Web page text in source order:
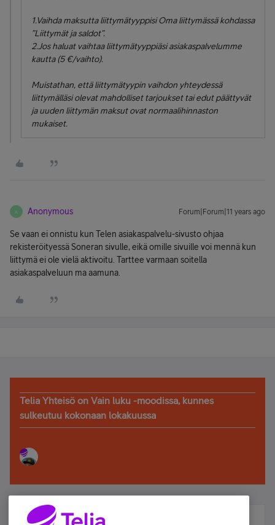
1.Vaihda maksutta liittymätyyppisi Oma liittymässä kohdassa
”Liittymät ja saldot”.
2.Jos haluat vaihtaa liittymätyyppiäsi asiakaspalvelumme
kautta (5 €/vaihto).
Muistathan, että liittymätyypin vaihdon yhteydessä
liittymälläsi olevat mahdolliset tarjoukset tai edut päättyvät
ja uuden liittymän maksut ovat normaalihinnaston
mukaiset.
A Anonymous Forum|Forum|11 years ago
Se vaan ei onnistu kun Telen asiakaspalvelu-sivusto ohjaa
rekisteröityessä Soneran sivulle, eikä omille sivuille voi mennä kun
liittymä ei ole vielä aktivoitu. Tarttee varmaan soitella
asiakaspalveluun ma aamuna.
Telia Yhteisö on Vain luku -moodissa, kunnes
sulkeutuu kokonaan lokakuussa